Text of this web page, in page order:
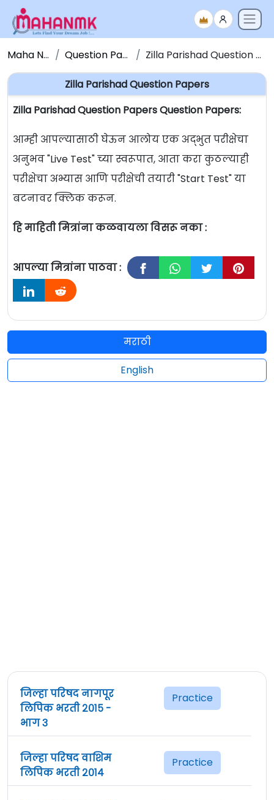
Maha NMK Question Papers Zilla Parishad Question Papers
Zilla Parishad Question Papers
Zilla Parishad Question Papers Question Papers:
आम्ही आपल्यासाठी घेऊन आलोय एक अद्भुत परीक्षेचा
अनुभव "Live Test" च्या स्वरूपात, आता करा कुठल्याही
परीक्षेचा अभ्यास आणि परीक्षेची तयारी "Start Test" या
बटनावर क्लिक करून.
हि माहिती मित्रांना कळवायला विसरू नका :
आपल्या मित्रांना पाठवा :
मराठी
English
जिल्हा परिषद नागपूर
लिपिक भरती २०१५ -
भाग ३
Practice
जिल्हा परिषद वाशिम
लिपिक भरती २०१४
Practice